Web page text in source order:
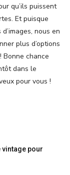
qu’ils puissent
Et puisque
nous en
plus d’options
Bonne chance
dans le
pour vous !
pour